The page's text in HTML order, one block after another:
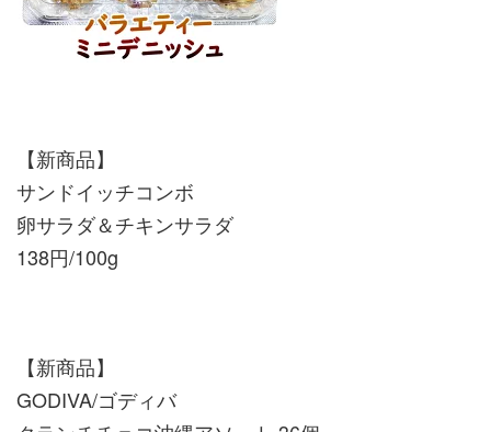
【新商品】
サンドイッチコンボ
卵サラダ＆チキンサラダ
138円/100g
【新商品】
GODIVA/ゴディバ